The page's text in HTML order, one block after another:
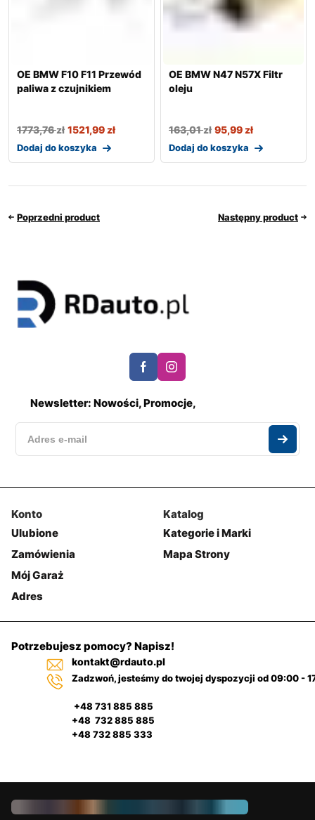
OE BMW F10 F11 Przewód
paliwa z czujnikiem
1773,76zł 1521,99zł
Dodaj do koszyka
OE BMW N47 N57X Filtr
oleju
163,01zł 95,99zł
Dodaj do koszyka
Poprzedni product Następny product
Newsletter: Nowości, Promocje,
Konto
Ulubione
Zamówienia
Mój Garaż
Adres
Katalog
Kategorie i Marki
Mapa Strony
Potrzebujesz pomocy? Napisz!
kontakt@rdauto.pl
Zadzwoń, jesteśmy do twojej dyspozycji od 09:00 -
+48 731 885 885
+48 732 885 885
+48 732 885 333